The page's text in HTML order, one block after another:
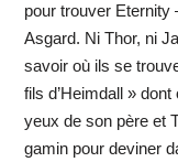
pour trouver Eternity
Asgard. Ni Thor, ni
savoir où ils se
fils d’Heimdall »
yeux de son père et
gamin pour deviner